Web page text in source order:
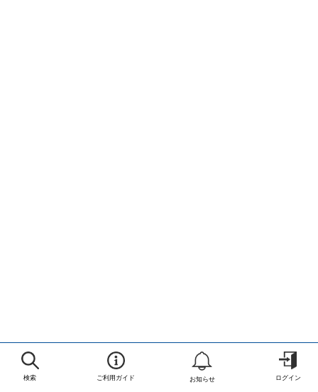
検索 ご利用ガイド お知らせ ログイン